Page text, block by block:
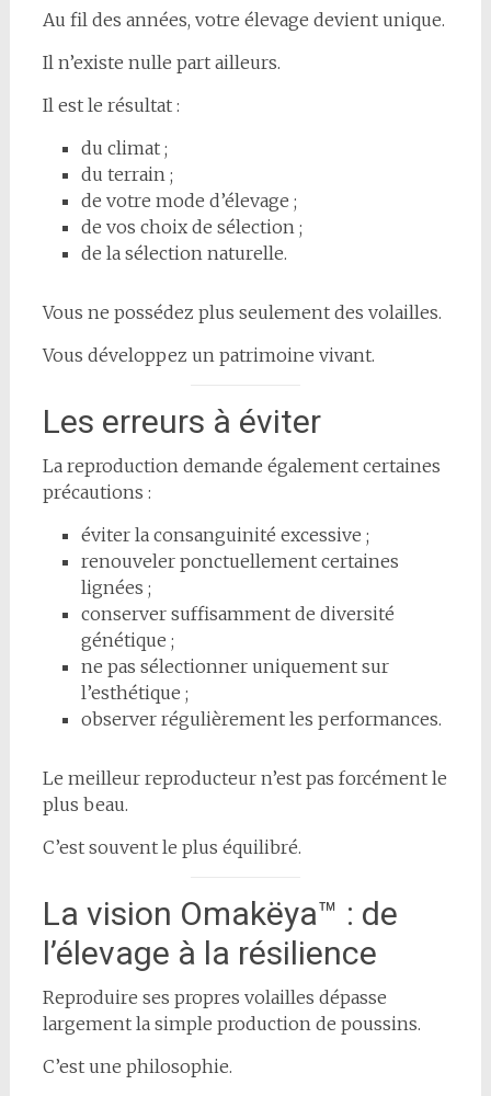
Au fil des années, votre élevage devient unique.
Il n’existe nulle part ailleurs.
Il est le résultat :
du climat ;
du terrain ;
de votre mode d’élevage ;
de vos choix de sélection ;
de la sélection naturelle.
Vous ne possédez plus seulement des volailles.
Vous développez un patrimoine vivant.
Les erreurs à éviter
La reproduction demande également certaines
précautions :
éviter la consanguinité excessive ;
renouveler ponctuellement certaines
lignées ;
conserver suffisamment de diversité
génétique ;
ne pas sélectionner uniquement sur
l’esthétique ;
observer régulièrement les performances.
Le meilleur reproducteur n’est pas forcément le
plus beau.
C’est souvent le plus équilibré.
La vision Omakëya™ : de
l’élevage à la résilience
Reproduire ses propres volailles dépasse
largement la simple production de poussins.
C’est une philosophie.